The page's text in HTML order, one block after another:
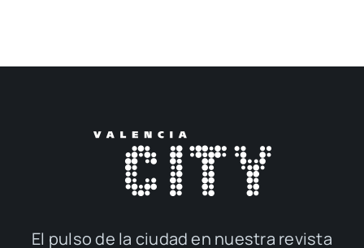
El pul­so de la ciu­dad en nues­tra revis­ta